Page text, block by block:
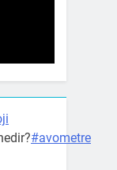
#avometre